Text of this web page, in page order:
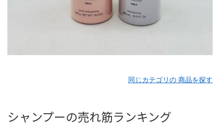
同じカテゴリの 商品を探す
シャンプーの売れ筋ランキング